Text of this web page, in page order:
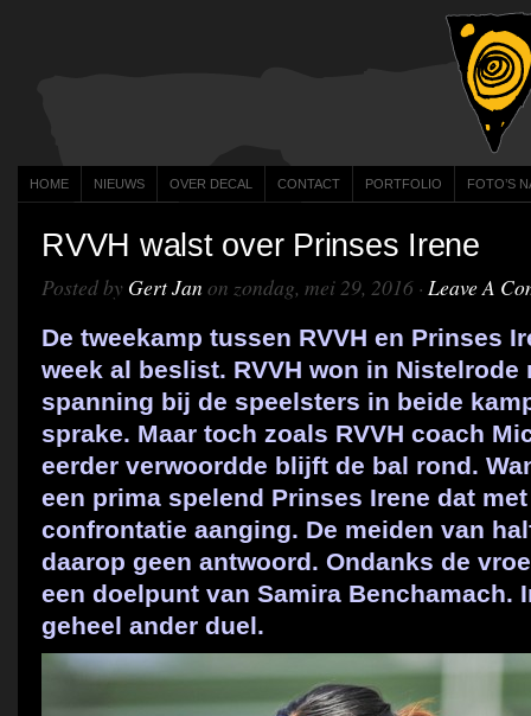
HOME NIEUWS OVER DECAL CONTACT PORTFOLIO FOTO’S
RVVH walst over Prinses Irene
Posted by Gert Jan on zondag, mei 29, 2016 · Leave A
De tweekamp tussen RVVH en Prinses
week al beslist. RVVH won in Nistelrode
spanning bij de speelsters in beide
sprake. Maar toch zoals RVVH coach
eerder verwoordde blijft de bal rond.
een prima spelend Prinses Irene dat
confrontatie aanging. De meiden van
daarop geen antwoord. Ondanks de
een doelpunt van Samira Benchamach.
geheel ander duel.